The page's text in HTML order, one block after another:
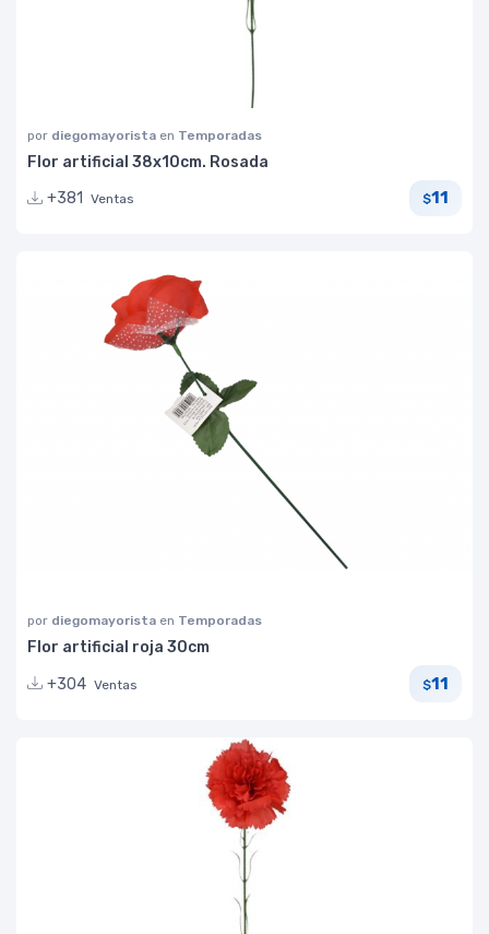
por diegomayorista en Temporadas
Flor artificial 38x10cm. Rosada
+381
Ventas $11
por diegomayorista en Temporadas
Flor artificial roja 30cm
+304 Ventas $11